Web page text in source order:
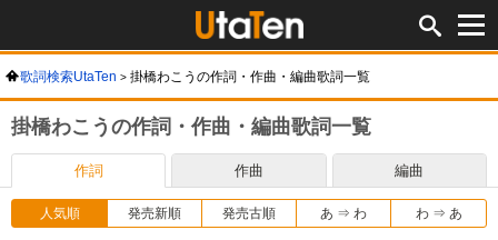
歌詞検索UtaTen 掛橋わこうの作詞・作曲・編曲歌詞一覧
掛橋わこうの作詞・作曲・編曲歌詞一覧
作詞 作曲 編曲
人気順 発売新順 発売古順 あ ⇒ わ わ ⇒ あ